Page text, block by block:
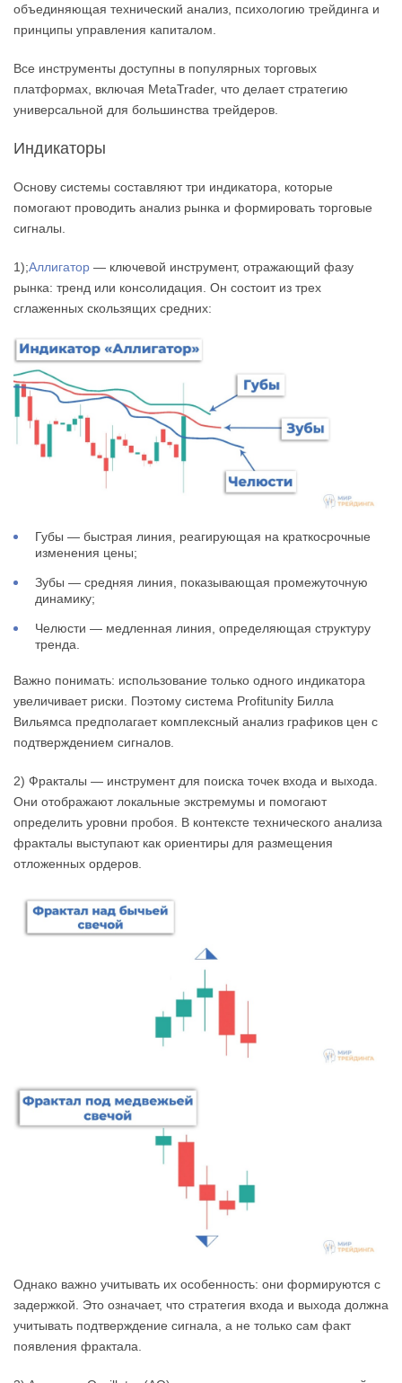
объединяющая технический анализ, психологию трейдинга и
принципы управления капиталом.
Все инструменты доступны в популярных торговых
платформах, включая MetaTrader, что делает стратегию
универсальной для большинства трейдеров.
Индикаторы
Основу системы составляют три индикатора, которые
помогают проводить анализ рынка и формировать торговые
сигналы.
1);Аллигатор — ключевой инструмент, отражающий фазу
рынка: тренд или консолидация. Он состоит из трех
сглаженных скользящих средних:
Губы — быстрая линия, реагирующая на краткосрочные
изменения цены;
Зубы — средняя линия, показывающая промежуточную
динамику;
Челюсти — медленная линия, определяющая структуру
тренда.
Важно понимать: использование только одного индикатора
увеличивает риски. Поэтому система Profitunity Билла
Вильямса предполагает комплексный анализ графиков цен с
подтверждением сигналов.
2) Фракталы — инструмент для поиска точек входа и выхода.
Они отображают локальные экстремумы и помогают
определить уровни пробоя. В контексте технического анализа
фракталы выступают как ориентиры для размещения
отложенных ордеров.
Однако важно учитывать их особенность: они формируются с
задержкой. Это означает, что стратегия входа и выхода должна
учитывать подтверждение сигнала, а не только сам факт
появления фрактала.